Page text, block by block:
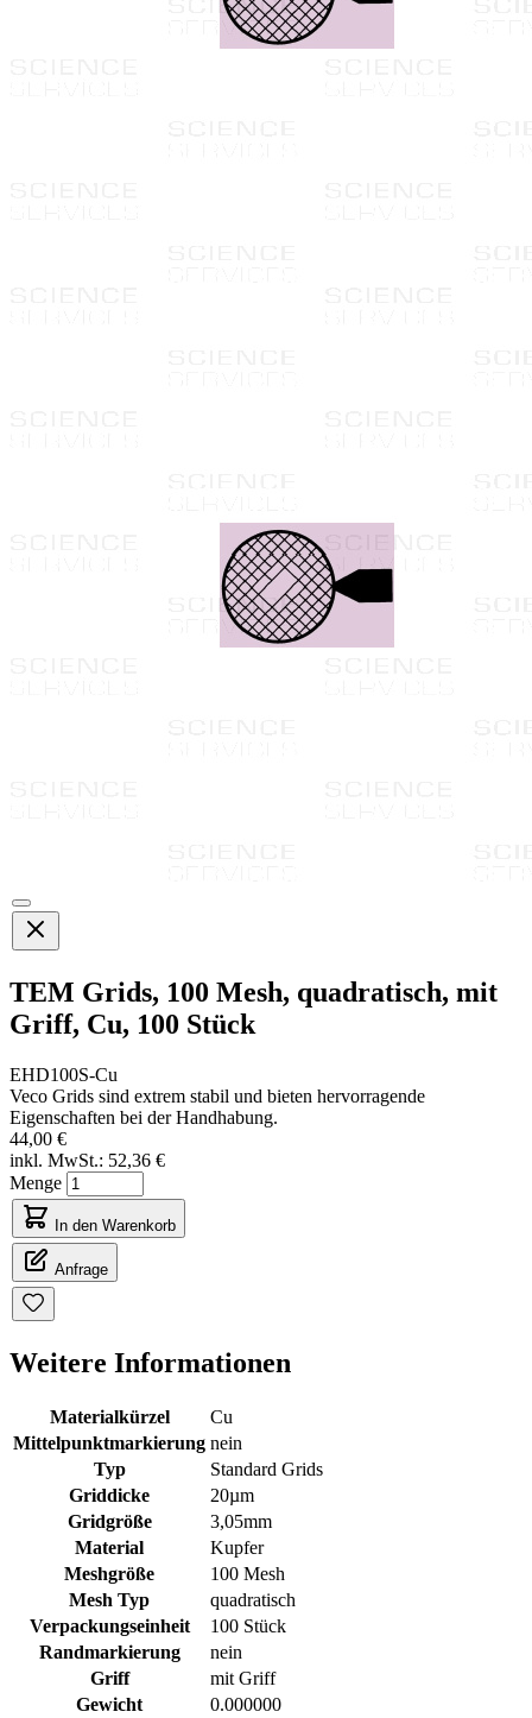
TEM Grids, 100 Mesh, quadratisch, mit
Griff, Cu, 100 Stück
EHD100S-Cu
Veco Grids sind extrem stabil und bieten hervorragende
Eigenschaften bei der Handhabung.
44,00 €
inkl. MwSt.: 52,36 €
Menge
In den Warenkorb
Anfrage
Weitere Informationen
Materialkürzel
Cu
Mittelpunktmarkierung nein
Typ
Standard Grids
Griddicke
20µm
Gridgröße
3,05mm
Material
Kupfer
Meshgröße
100 Mesh
Mesh Typ
quadratisch
Verpackungseinheit
100 Stück
Randmarkierung
nein
Griff
mit Griff
Gewicht
0.000000